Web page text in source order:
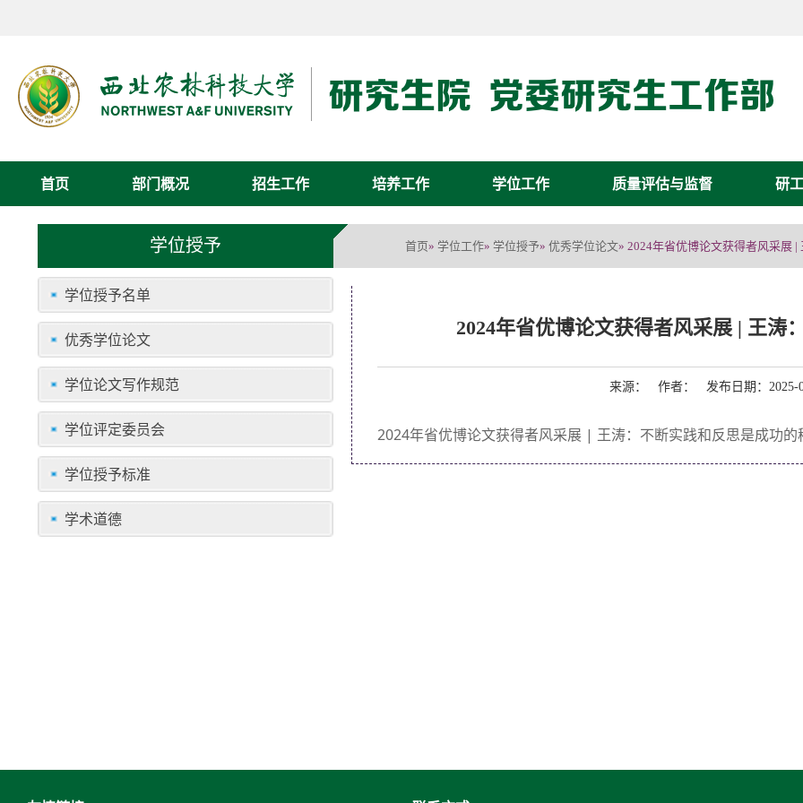
首页 部门概况 招生工作 培养工作 学位工作 质量评估与监督 研
学位授予 首页» 学位工作» 学位授予» 优秀学位论文» 2024年省优博论文获得者风采展
学位授予名单
优秀学位论文
学位论文写作规范
学位评定委员会
学位授予标准
学术道德
2024年省优博论文获得者风采展 | 王涛
来源： 作者： 发布日期：
2024年省优博论文获得者风采展 | 王涛：不断实践和反思是成功的